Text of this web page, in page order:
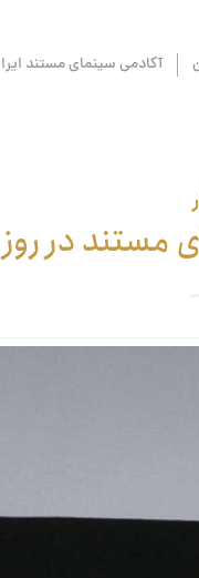
آکادمی سینمای مستند
مستند در